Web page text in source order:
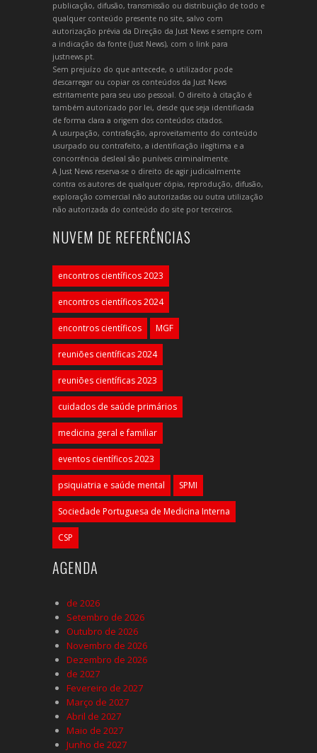
publicação, difusão, transmissão ou distribuição de todo e
qualquer conteúdo presente no site, salvo com
autorização prévia da Direção da Just News e sempre com
a indicação da fonte (Just News), com o link para
justnews.pt.
Sem prejuízo do que antecede, o utilizador pode
descarregar ou copiar os conteúdos da Just News
estritamente para seu uso pessoal. O direito à citação é
também autorizado por lei, desde que seja identificada
de forma clara a origem dos conteúdos citados.
A usurpação, contrafação, aproveitamento do conteúdo
usurpado ou contrafeito, a identificação ilegítima e a
concorrência desleal são puníveis criminalmente.
A Just News reserva-se o direito de agir judicialmente
contra os autores de qualquer cópia, reprodução, difusão,
exploração comercial não autorizadas ou outra utilização
não autorizada do conteúdo do site por terceiros.
NUVEM DE REFERÊNCIAS
encontros científicos 2023
encontros científicos 2024
encontros científicos MGF
reuniões científicas 2024
reuniões científicas 2023
cuidados de saúde primários
medicina geral e familiar
eventos científicos 2023
psiquiatria e saúde mental SPMI
Sociedade Portuguesa de Medicina Interna
CSP
AGENDA
de 2026
Setembro de 2026
Outubro de 2026
Novembro de 2026
Dezembro de 2026
de 2027
Fevereiro de 2027
Março de 2027
Abril de 2027
Maio de 2027
Junho de 2027